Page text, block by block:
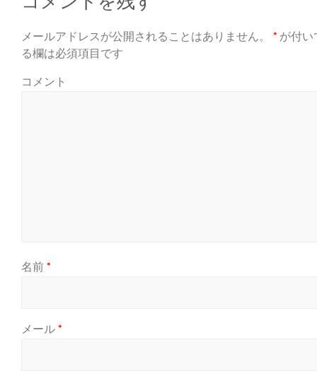
メールアドレスが公開されることはありません。 * が付い
る欄は必須項目です
コメント
名前 *
メール *